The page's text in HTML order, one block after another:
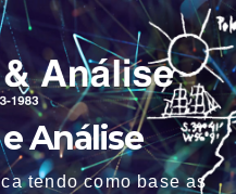
Análise
tendo como base as